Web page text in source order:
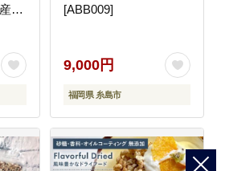
直
[ABB009]
9,000円
福岡県 糸島市